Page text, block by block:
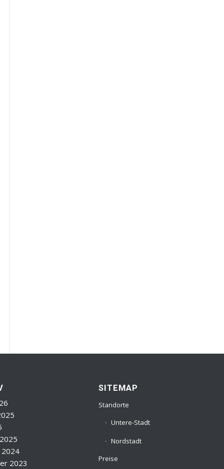
2023
SITEMAP
Standorte
Untere-Stadt
Nordstadt
Preise